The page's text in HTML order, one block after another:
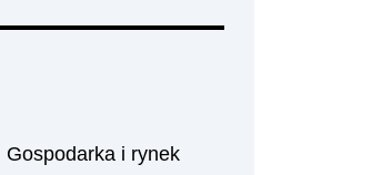
Gospodarka i rynek